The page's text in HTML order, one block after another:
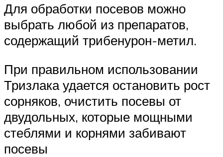
Для обработки посевов можно
выбрать любой из препаратов,
содержащий трибенурон-метил.
При правильном использовании
Тризлака удается остановить рост
сорняков, очистить посевы от
двудольных, которые мощными
стеблями и корнями забивают
посевы